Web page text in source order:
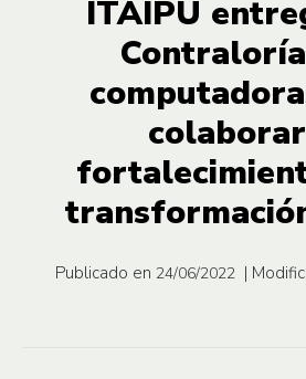
ITAIPU
Publicado en 24/06/2022 |